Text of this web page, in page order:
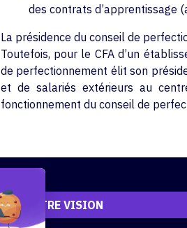
des contrats d’apprentissage
La présidence du conseil de
Toutefois, pour le CFA d’un
de perfectionnement élit son
et de salariés extérieurs au
fonctionnement du conseil de
/ NOTRE VISION